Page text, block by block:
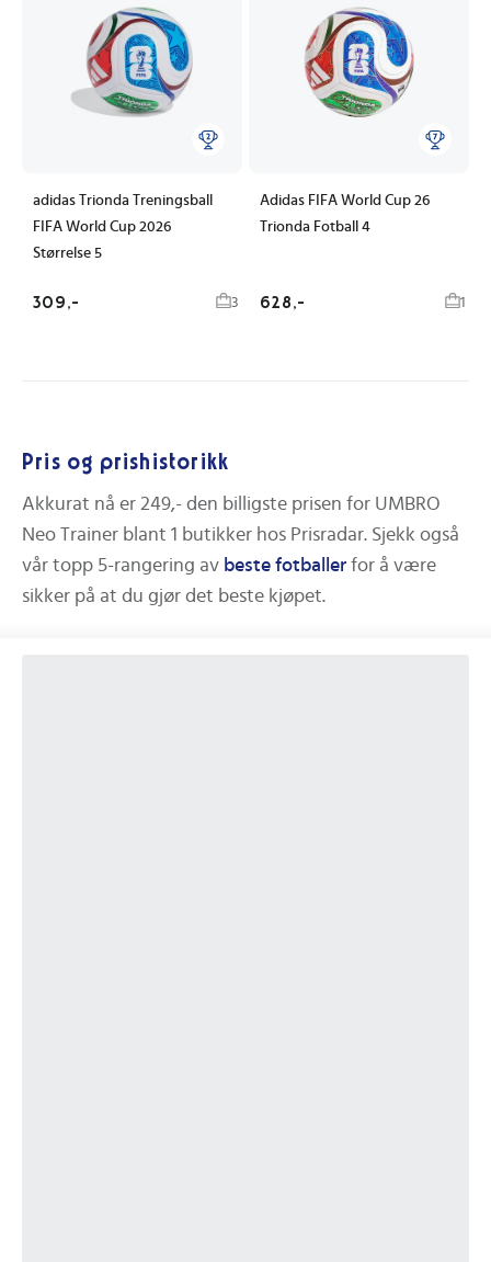
adidas Trionda Treningsball
FIFA World Cup 2026
Størrelse 5
309,- 3
Adidas FIFA World Cup 26
Trionda Fotball 4
628,- 1
Pris og prishistorikk
Akkurat nå er 249,- den billigste prisen for UMBRO
Neo Trainer blant 1 butikker hos Prisradar. Sjekk også
vår topp 5-rangering av beste fotballer for å være
sikker på at du gjør det beste kjøpet.